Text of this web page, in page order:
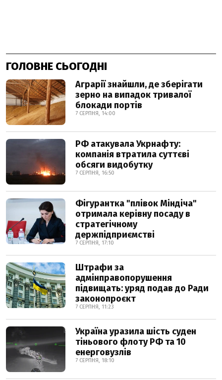
ГОЛОВНЕ СЬОГОДНІ
Аграрії знайшли, де зберігати
зерно на випадок тривалої
блокади портів
7 СЕРПНЯ, 14:00
РФ атакувала Укрнафту:
компанія втратила суттєві
обсяги видобутку
7 СЕРПНЯ, 16:50
Фігурантка "плівок Міндіча"
отримала керівну посаду в
стратегічному
держпідприємстві
7 СЕРПНЯ, 17:10
Штрафи за
адмінправопорушення
підвищать: уряд подав до Ради
законопроєкт
7 СЕРПНЯ, 11:23
Україна уразила шість суден
тіньового флоту РФ та 10
енерговузлів
7 СЕРПНЯ, 18:10